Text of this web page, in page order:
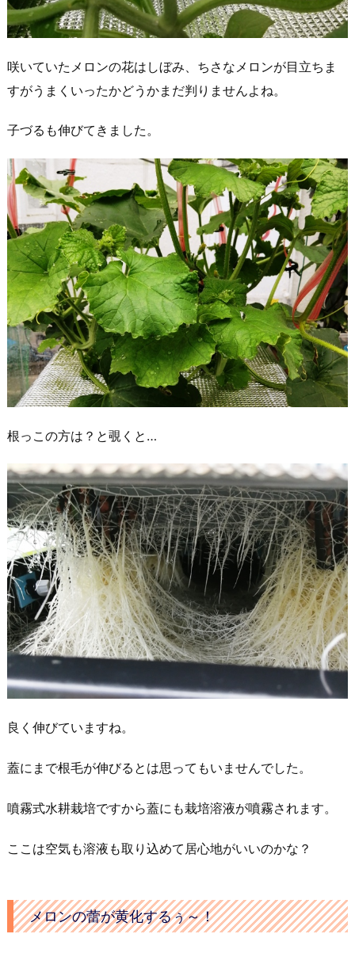
咲いていたメロンの花はしぼみ、ちさなメロンが目立ちま
すがうまくいったかどうかまだ判りませんよね。
子づるも伸びてきました。
根っこの方は？と覗くと…
良く伸びていますね。
蓋にまで根毛が伸びるとは思ってもいませんでした。
噴霧式水耕栽培ですから蓋にも栽培溶液が噴霧されます。
ここは空気も溶液も取り込めて居心地がいいのかな？
メロンの蕾が黄化するぅ～！